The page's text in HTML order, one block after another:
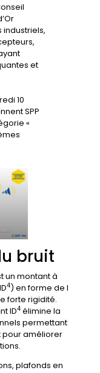
industriels,
et
10
SPP
«
bruit
un montant à
4) en forme de I
forte rigidité.
ID4élimine la
permettant
pour améliorer
plafonds en